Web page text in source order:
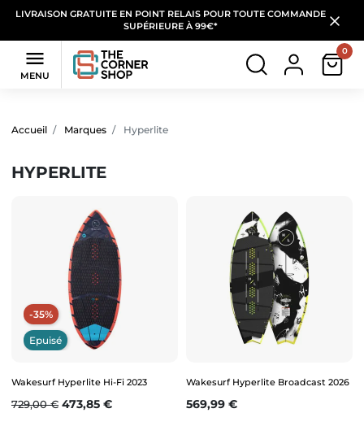
LIVRAISON GRATUITE EN POINT RELAIS POUR TOUTE COMMANDE
SUPÉRIEURE À 99€*

MENU
0
Accueil Marques Hyperlite
HYPERLITE
-35%
Epuisé
Wakesurf Hyperlite Hi-Fi 2023
Prix de base
729,00 € Prix
473,85 €
Wakesurf Hyperlite Broadcast 2026
Prix
569,99 €